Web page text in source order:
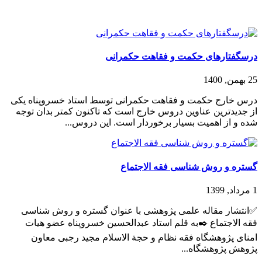
درسگفتارهای حکمت و فقاهت حکمرانی
25 بهمن, 1400
درس خارج حکمت و فقاهت حکمرانی توسط استاد خسروپناه یکی
از جدیدترین عناوین دروس خارج است که تاکنون کمتر بدان توجه
شده و از اهمیت بسیار برخوردار است. این دروس...
گستره و روش شناسی فقه الاجتماع
1 مرداد, 1399
✅انتشار مقاله علمی پژوهشی با عنوان گستره و روش شناسی
فقه الاجتماع ✒️به قلم استاد عبدالحسین خسروپناه عضو هیات
امنای پژوهشگاه فقه نظام و حجة الاسلام مجید رجبی معاون
پژوهش پژوهشگاه...